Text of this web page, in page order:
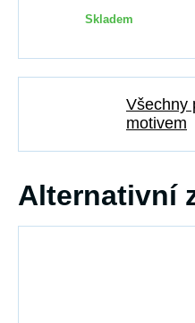
Skladem
Všechny
motivem
Alternativní